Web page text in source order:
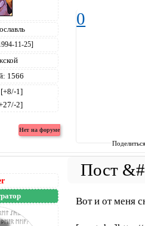
11-25]
1566
[+8/-1]
2]
0
Вот и от меня